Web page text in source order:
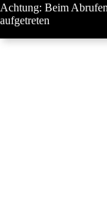
Achtung: Beim
aufgetreten